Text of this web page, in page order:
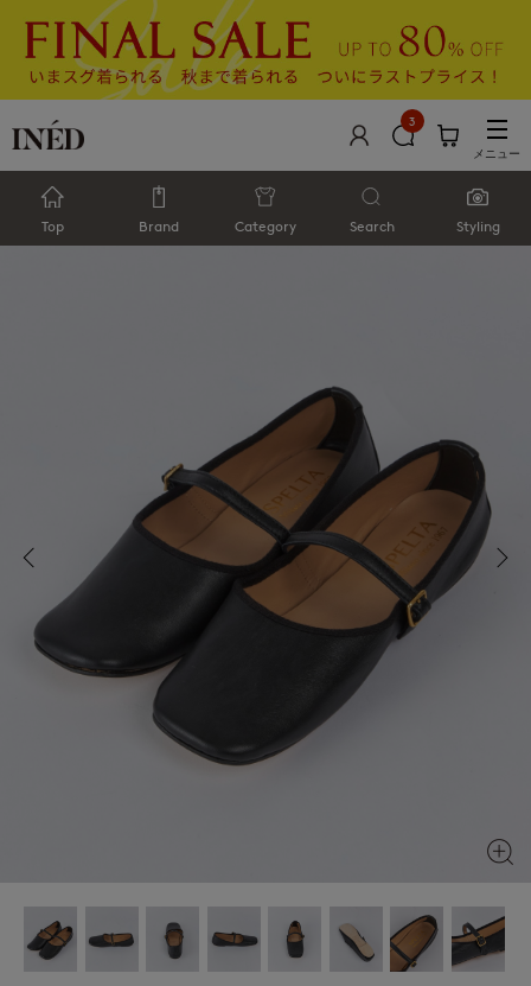
3
メニュー
Top Brand Category Search Styling